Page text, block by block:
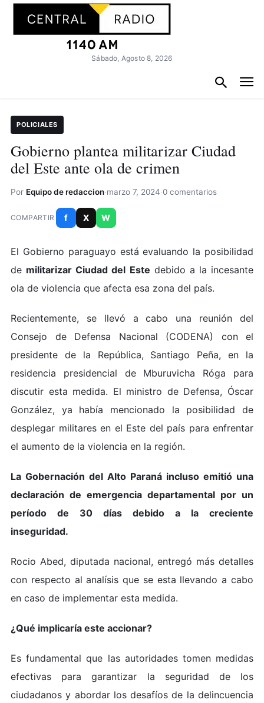
Sábado, Agosto 8, 2026
POLICIALES
Gobierno plantea militarizar Ciudad
del Este ante ola de crimen
Por Equipo de redaccion·marzo 7, 2024·0 comentarios
COMPARTIR f X W
El Gobierno paraguayo está evaluando la posibilidad
de militarizar Ciudad del Este debido a la incesante
ola de violencia que afecta esa zona del país.
Recientemente, se llevó a cabo una reunión del
Consejo de Defensa Nacional (CODENA) con el
presidente de la República, Santiago Peña, en la
residencia presidencial de Mburuvicha Róga para
discutir esta medida. El ministro de Defensa, Óscar
González, ya había mencionado la posibilidad de
desplegar militares en el Este del país para enfrentar
el aumento de la violencia en la región.
La Gobernación del Alto Paraná incluso emitió una
declaración de emergencia departamental por un
período de 30 días debido a la creciente
inseguridad.
Rocio Abed, diputada nacional, entregó más detalles
con respecto al analísis que se esta llevando a cabo
en caso de implementar esta medida.
¿Qué implicaría este accionar?
Es fundamental que las autoridades tomen medidas
efectivas para garantizar la seguridad de los
ciudadanos y abordar los desafíos de la delincuencia